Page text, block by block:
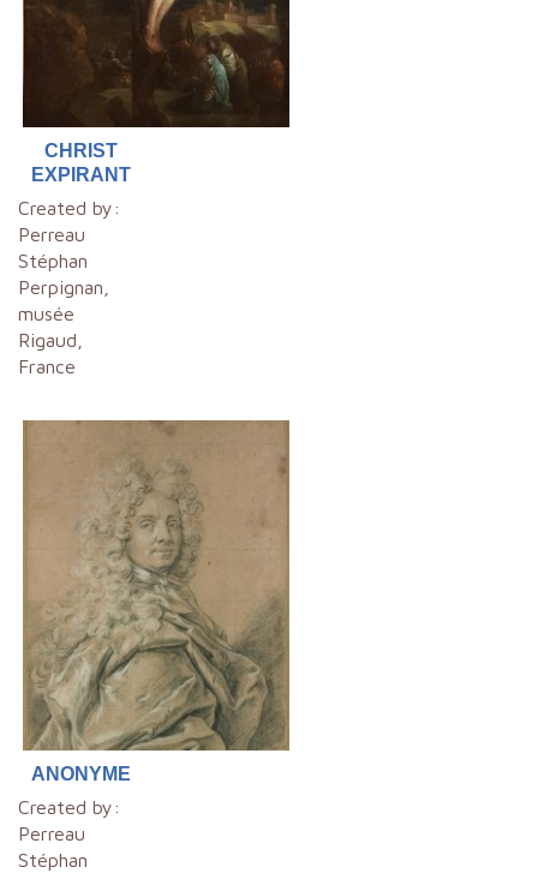
CHRIST
EXPIRANT
Created by:
Perreau
Stéphan
Perpignan,
musée
Rigaud,
France
ANONYME
Created by:
Perreau
Stéphan